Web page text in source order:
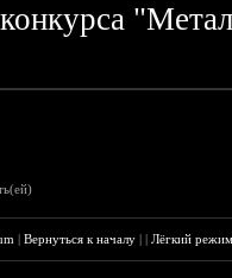
|Вернуться к началу ||Лёгкий